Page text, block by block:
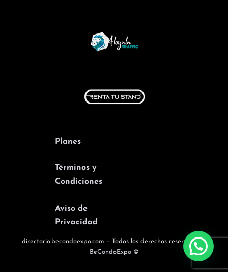
Planes
Términos y
Condiciones
Aviso de
Privacidad
directorio.becondoexpo.com – Todos los derechos reservados –
BeCondoExpo ©